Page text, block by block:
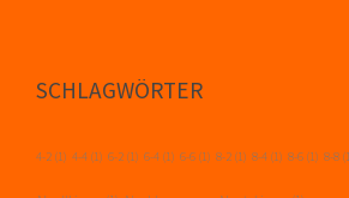
SCHLAGWÖRTER
4-2 (1) 4-4 (1) 6-2 (1) 6-4 (1) 6-6 (1) 8-2 (1) 8-4 (1) 8-6 (1) 8-8